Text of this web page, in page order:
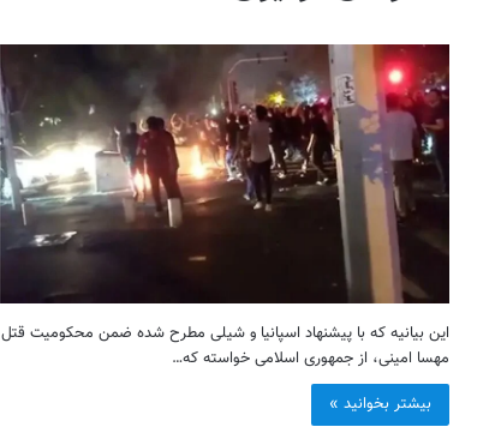
این بیانیه که با پیشنهاد اسپانیا و شیلی مطرح شده ضمن محکومیت قتل
مهسا امینی، از جمهوری اسلامی خواسته که…
بیشتر بخوانید »